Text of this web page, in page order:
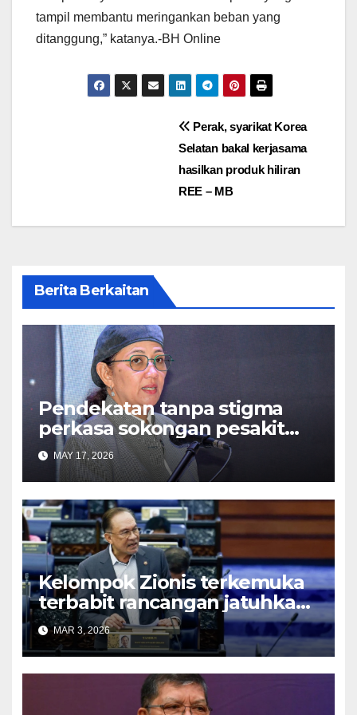
tampil membantu meringankan beban yang
ditanggung,” katanya.-BH Online
Perak, syarikat Korea
Selatan bakal kerjasama
hasilkan produk hiliran
REE – MB
Berita Berkaitan
Pendekatan tanpa stigma
perkasa sokongan pesakit
HIV/AIDS – Hanifah Hajar
MAY 17, 2026
Kelompok Zionis terkemuka
terbabit rancangan jatuhkan
kerajaan – PM
MAR 3, 2026